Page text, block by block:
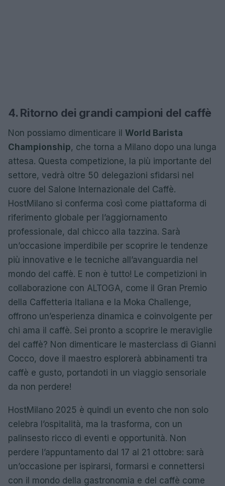
4. Ritorno dei grandi campioni del caffè
Non possiamo dimenticare il World Barista
Championship, che torna a Milano dopo una lunga
attesa. Questa competizione, la più importante del
settore, vedrà oltre 50 delegazioni sfidarsi nel
cuore del Salone Internazionale del Caffè.
HostMilano si conferma così come piattaforma di
riferimento globale per l’aggiornamento
professionale, dal chicco alla tazzina. Sarà
un’occasione imperdibile per scoprire le tendenze
più innovative e le tecniche all’avanguardia nel
mondo del caffè. E non è tutto! Le competizioni in
collaborazione con ALTOGA, come il Gran Premio
della Caffetteria Italiana e la Moka Challenge,
offrono un’esperienza dinamica e coinvolgente per
chi ama il caffè. Sei pronto a scoprire le meraviglie
del caffè? Non dimenticare le masterclass di Gianni
Cocco, dove il maestro esplorerà abbinamenti tra
caffè e gusto, portandoti in un viaggio sensoriale
da non perdere!
HostMilano 2025 è quindi un evento che non solo
celebra l’ospitalità, ma la trasforma, con un
palinsesto ricco di eventi e opportunità. Non
perdere l’appuntamento dal 17 al 21 ottobre: sarà
un’occasione per ispirarsi, formarsi e connettersi
con il mondo della gastronomia e del caffè come